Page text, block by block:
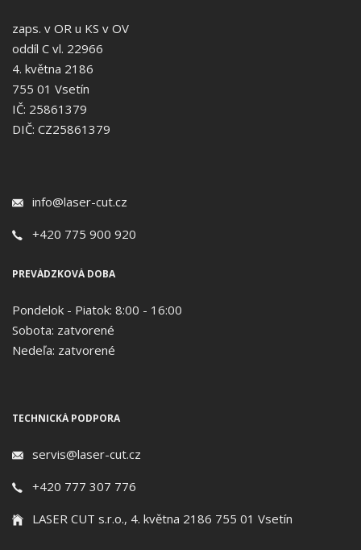
zaps. v OR u KS v OV
oddíl C vl. 22966
4. května 2186
755 01 Vsetín
IČ: 25861379
DIČ: CZ25861379
info@laser-cut.cz
+420 775 900 920
PREVÁDZKOVÁ DOBA
Pondelok - Piatok: 8:00 - 16:00
Sobota: zatvorené
Nedeľa: zatvorené
TECHNICKÁ PODPORA
servis@laser-cut.cz
+420 777 307 776
LASER CUT s.r.o., 4. května 2186 755 01 Vsetín